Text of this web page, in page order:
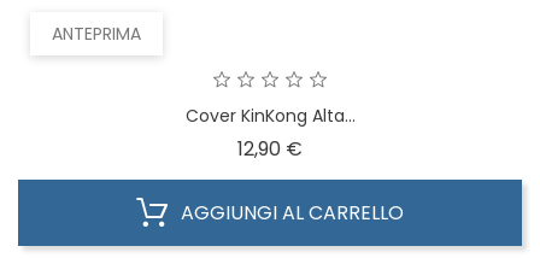
ANTEPRIMA
Cover KinKong Alta...
12,90 €
AGGIUNGI AL CARRELLO